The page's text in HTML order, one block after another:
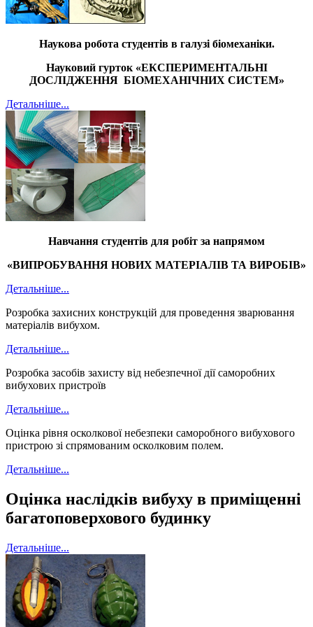
Наукова робота студентів в галузі біомеханіки.
Науковий гурток «ЕКСПЕРИМЕНТАЛЬНІ
ДОСЛІДЖЕННЯ БІОМЕХАНІЧНИХ СИСТЕМ»
Детальніше...
Навчання студентів для робіт за напрямом
«ВИПРОБУВАННЯ НОВИХ МАТЕРІАЛІВ ТА ВИРОБІВ»
Детальніше...
Розробка захисних конструкцій для проведення зварювання
матеріалів вибухом.
Детальніше...
Розробка засобів захисту від небезпечної дії саморобних
вибухових пристроїв
Детальніше...
Оцінка рівня осколкової небезпеки саморобного вибухового
пристрою зі спрямованим осколковим полем.
Детальніше...
Оцінка наслідків вибуху в приміщенні
багатоповерхового будинку
Детальніше...